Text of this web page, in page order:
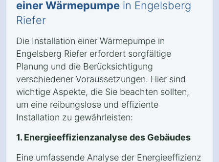
einer Wärmepumpe in Engelsberg
Riefer
Die Installation einer Wärmepumpe in
Engelsberg Riefer erfordert sorgfältige
Planung und die Berücksichtigung
verschiedener Voraussetzungen. Hier sind
wichtige Aspekte, die Sie beachten sollten,
um eine reibungslose und effiziente
Installation zu gewährleisten:
1. Energieeffizienzanalyse des Gebäudes
Eine umfassende Analyse der Energieeffizienz